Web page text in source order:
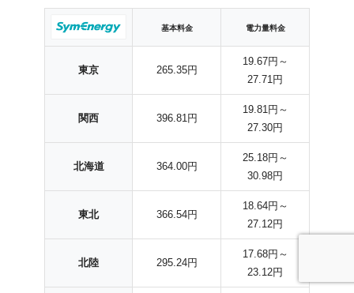
基本料金 電力量料金
東京 265.35円
19.67円～
27.71円
関西 396.81円
19.81円～
27.30円
北海道 364.00円
25.18円～
30.98円
東北 366.54円
18.64円～
27.12円
北陸 295.24円
17.68円～
23.12円